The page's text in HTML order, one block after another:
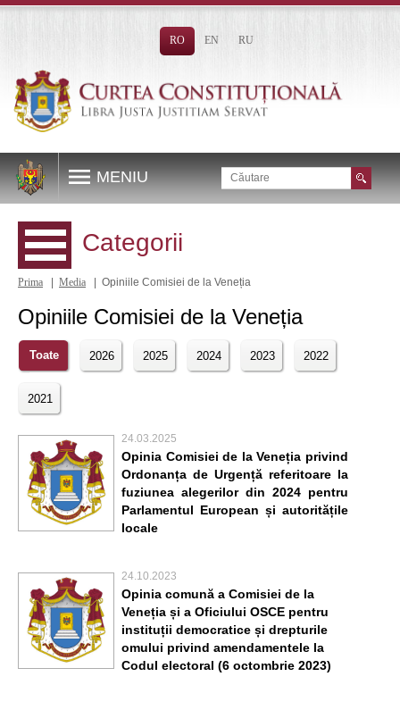
RO EN RU
MENIU
Categorii
Prima Media | Opiniile Comisiei de la Veneția
Opiniile Comisiei de la Veneția
Toate 2026 2025 2024 2023 2022
2021
24.03.2025
Opinia Comisiei de la Veneția privind
Ordonanța de Urgență referitoare la
fuziunea alegerilor din 2024 pentru
Parlamentul European și autoritățile
locale
24.10.2023
Opinia comună a Comisiei de la
Veneția și a Oficiului OSCE pentru
instituții democratice și drepturile
omului privind amendamentele la
Codul electoral (6 octombrie 2023)